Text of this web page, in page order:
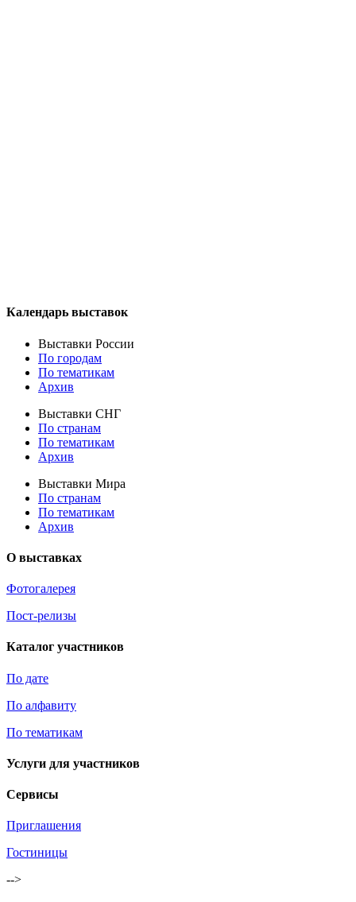
Календарь выставок
Выставки России
По городам
По тематикам
Архив
Выставки СНГ
По странам
По тематикам
Архив
Выставки Мира
По странам
По тематикам
Архив
О выставках
Фотогалерея
Пост-релизы
Каталог участников
По дате
По алфавиту
По тематикам
Услуги для участников
Сервисы
Приглашения
Гостиницы
-->